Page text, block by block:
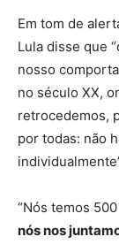
Em tom de
Lula disse que
nosso
no século XX,
retrocedemos,
por todas: não
“Nós temos
nós nos